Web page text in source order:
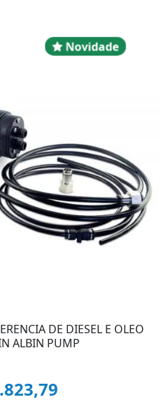
Novidade
DE DIESEL E OLEO
ALBIN PUMP